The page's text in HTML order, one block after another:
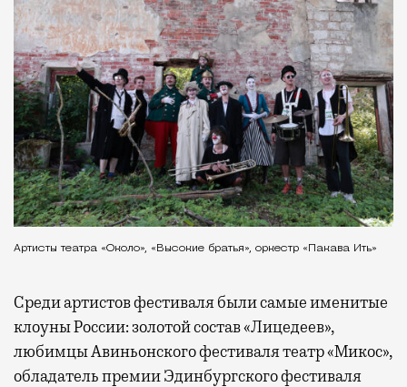
Артисты театра «Около», «Высокие братья», оркестр «Пакава Ить»
Среди артистов фестиваля были самые именитые
клоуны России: золотой состав «Лицедеев»,
любимцы Авиньонского фестиваля театр «Микос»,
обладатель премии Эдинбургского фестиваля